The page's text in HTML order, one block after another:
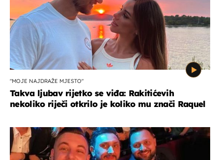
"MOJE NAJDRAŽE MJESTO"
Takva ljubav rijetko se viđa: Rakitićevih
nekoliko riječi otkrilo je koliko mu znači Raquel